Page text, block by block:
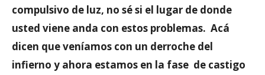
compulsivo de luz, no sé si el lugar de donde
usted viene anda con estos problemas. Acá
dicen que veníamos con un derroche del
infierno y ahora estamos en la fase de castigo